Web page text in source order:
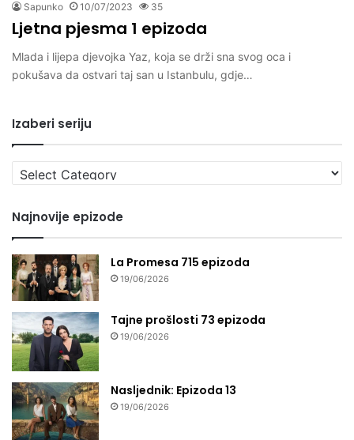
Sapunko 10/07/2023 35
Ljetna pjesma 1 epizoda
Mlada i lijepa djevojka Yaz, koja se drži sna svog oca i
pokušava da ostvari taj san u Istanbulu, gdje…
Izaberi seriju
Izaberi
seriju
Najnovije epizode
La Promesa 715 epizoda
19/06/2026
Tajne prošlosti 73 epizoda
19/06/2026
Nasljednik: Epizoda 13
19/06/2026